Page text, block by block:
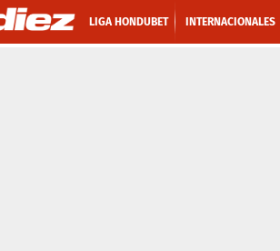
LIGA HONDUBET INTERNACIONALES